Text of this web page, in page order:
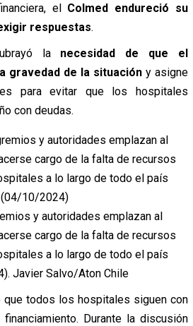
el Colmed endureció su
respuestas.
la necesidad de que el
gravedad de la situacióny asigne
para evitar que los hospitales
con deudas.
y autoridades emplazan al
cargo de la falta de recursos
a lo largo de todo el país
Javier Salvo/Aton Chile
que todos los hospitales siguen con
Durante la discusión